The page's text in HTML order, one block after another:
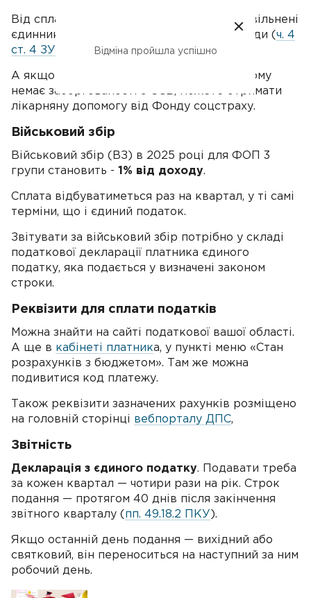
Від сплати єдиного соціального внеску звільнені
єдинники — пенсіонери за віком та інваліди ( ч. 4
ст. 4 ЗУ «Про ЄСВ»).
А якщо захворієте і є лікарняний, при цьому
немає заборгованості з ЄСВ, можете отримати
лікарняну допомогу від Фонду соцстраху.
Військовий збір
Військовий збір (ВЗ) в 2025 році для ФОП 3
групи становить - 1% від доходу.
Сплата відбуватиметься раз на квартал, у ті самі
терміни, що і єдиний податок.
Звітувати за військовий збір потрібно у складі
податкової декларації платника єдиного
податку, яка подається у визначені законом
строки.
Реквізити для сплати податків
Можна знайти на сайті податкової вашої області.
А ще в кабінеті платника, у пункті меню «Стан
розрахунків з бюджетом». Там же можна
подивитися код платежу.
Також реквізити зазначених рахунків розміщено
на головній сторінці вебпорталу ДПС,
Звітність
Декларація з єдиного податку. Подавати треба
за кожен квартал — чотири рази на рік. Строк
подання — протягом 40 днів після закінчення
звітного кварталу ( пп. 49.18.2 ПКУ ).
Якщо останній день подання — вихідний або
святковий, він переноситься на наступний за ним
робочий день.
Відміна пройшла успішно